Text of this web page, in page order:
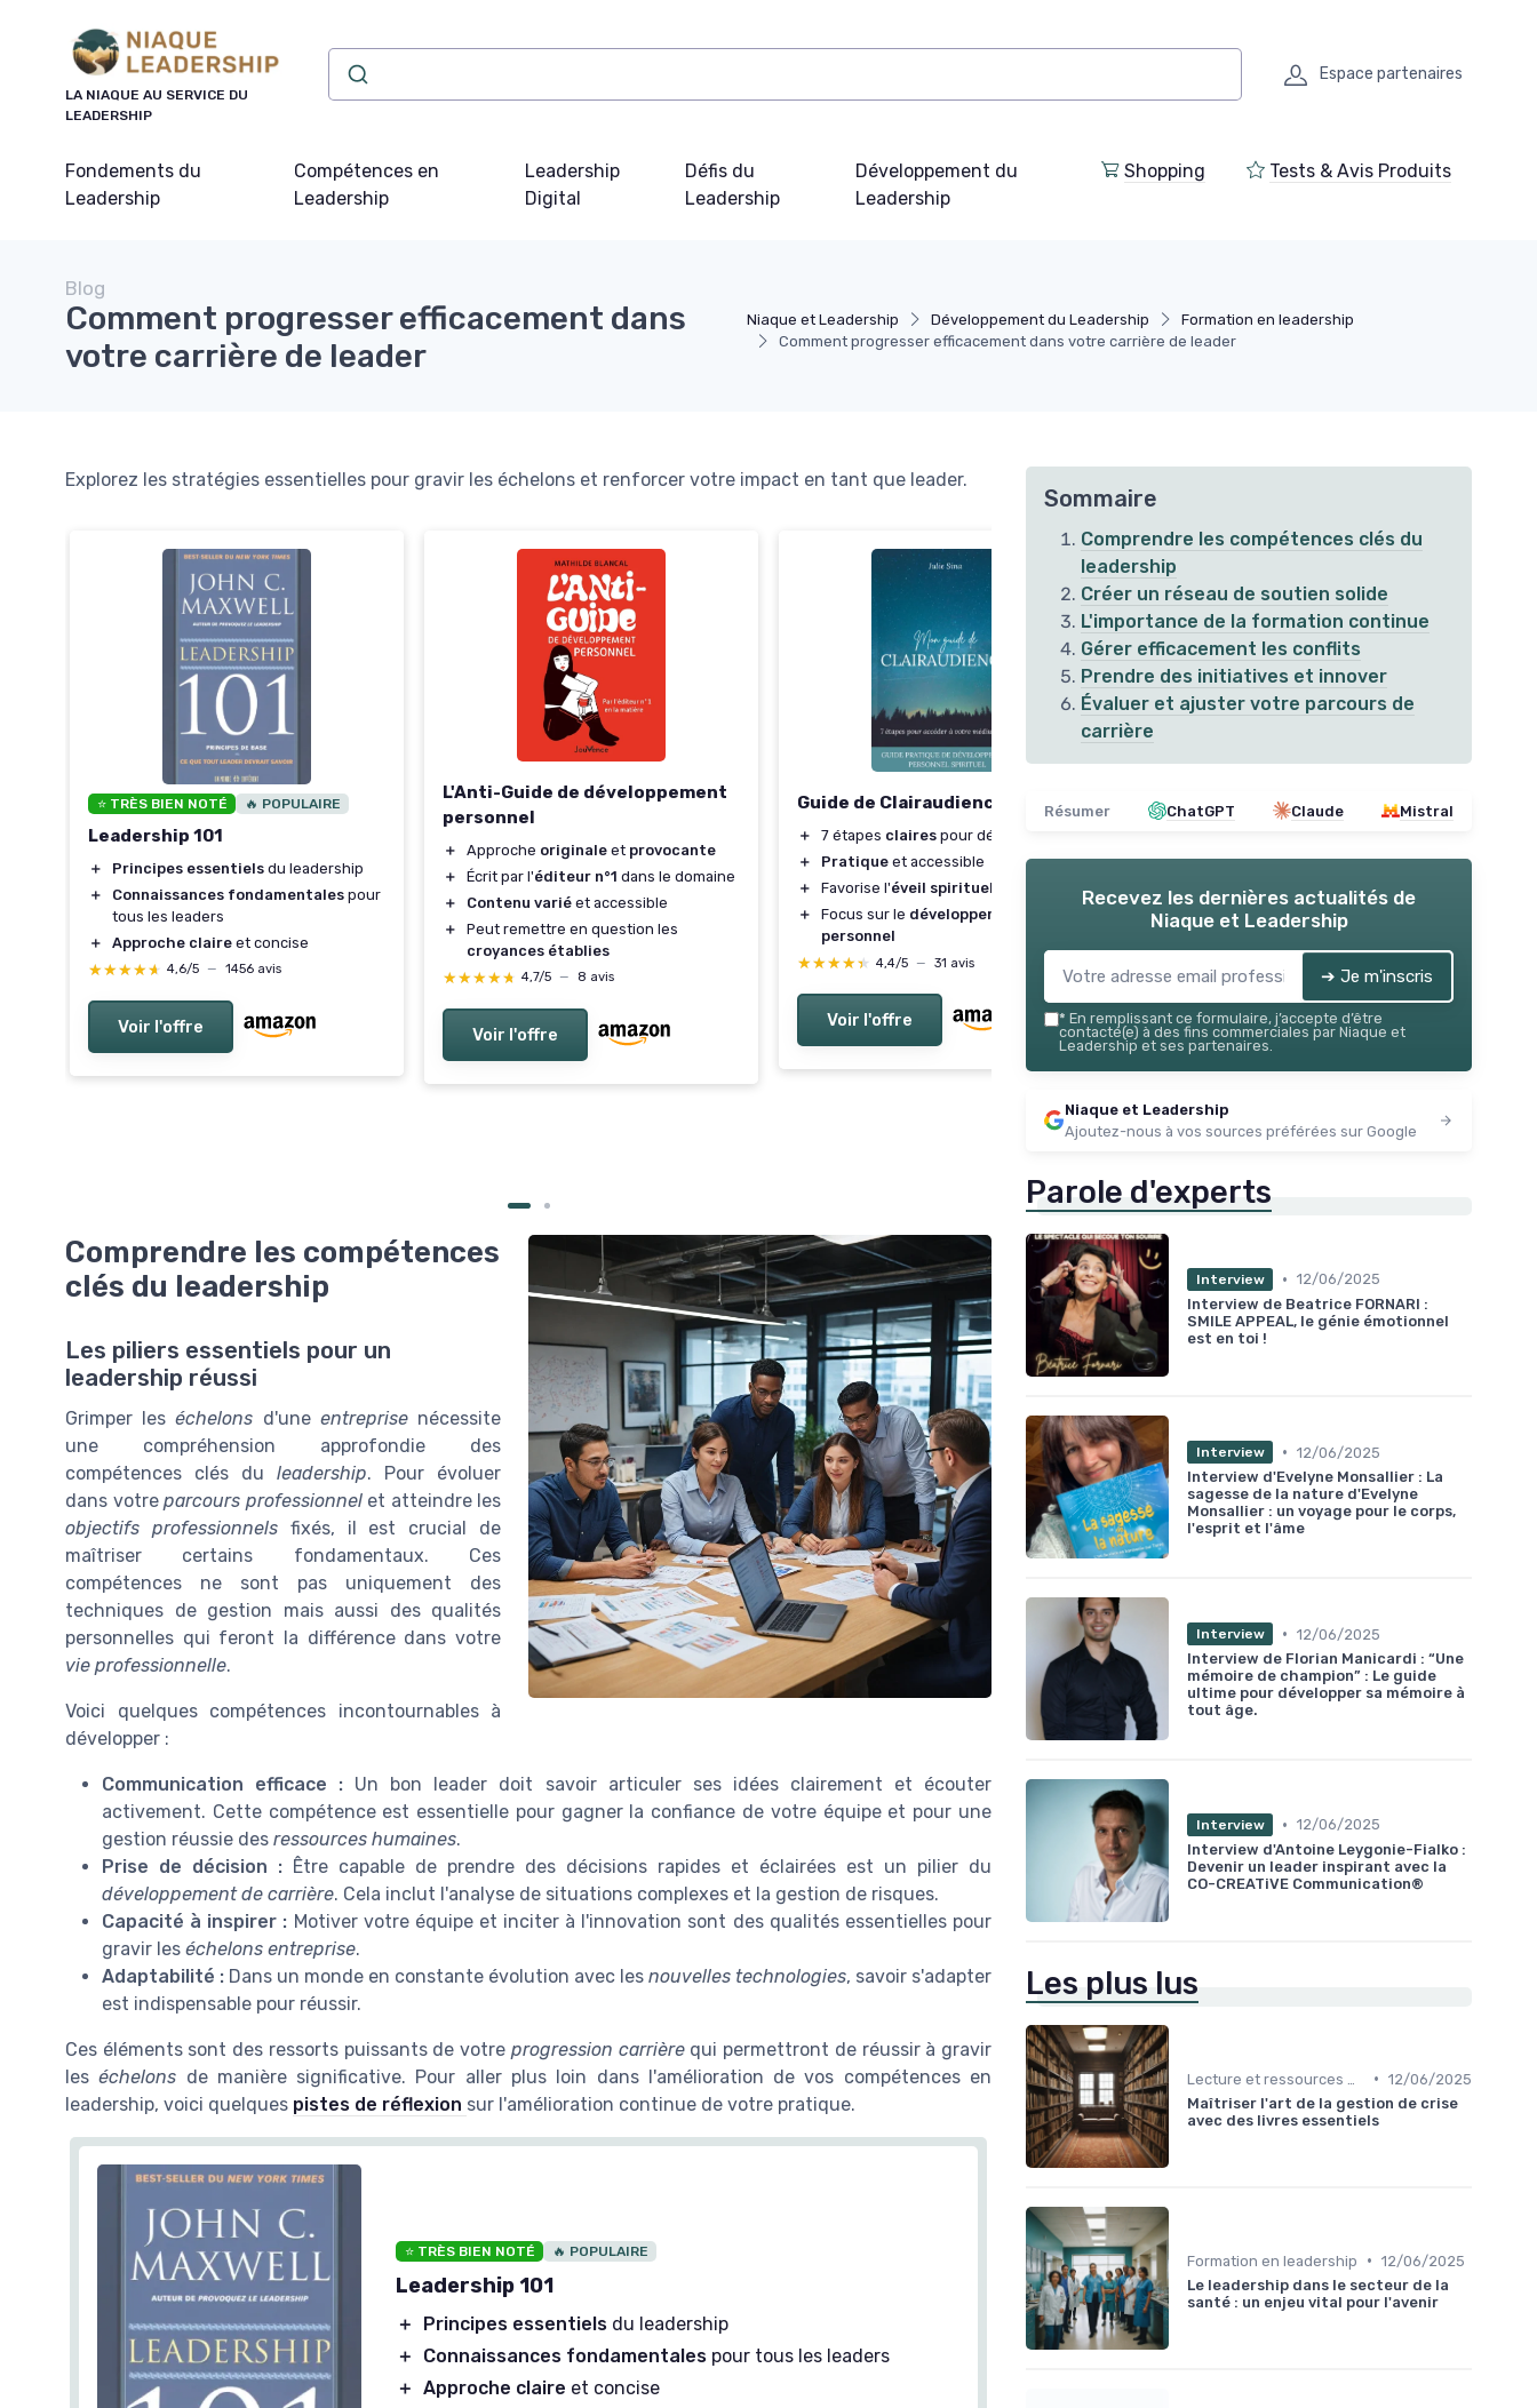
LA NIAQUE AU SERVICE DU
LEADERSHIP
Espace partenaires
Fondements du
Leadership
Compétences en
Leadership
Leadership
Digital
Défis du
Leadership
Développement du
Leadership
Shopping Tests & Avis Produits
Niaque et Leadership Développement du Leadership
Formation en leadership
Comment progresser efficacement dans votre carrière de leader
Blog
Comment progresser efficacement dans
votre carrière de leader
Explorez les stratégies essentielles pour gravir les échelons et renforcer votre impact en tant que leader.
⭐ TRÈS BIEN NOTÉ 🔥 POPULAIRE
Leadership 101
＋ Principes essentiels du leadership
＋
Connaissances fondamentales pour
tous les leaders
＋
Approche claire et concise
★★★★★
★★★★★ 4,6/5 — 1456 avis
Voir l'offre
L'Anti-Guide de développement
personnel
＋ Approche originale et provocante
＋
Écrit par l'éditeur n°1 dans le domaine
＋
Contenu varié et accessible
＋
Peut remettre en question les
croyances établies
★★★★★
★★★★★ 4,7/5 — 8 avis
Voir l'offre
Guide de Clairaudience
＋ 7 étapes claires pour débuter
＋
Pratique et accessible
＋
Favorise l'éveil spirituel
＋
Focus sur le développement
personnel
★★★★★
★★★★★ 4,4/5 — 31 avis
Voir l'offre
L'Art du Calme
＋
Confiance en soi: Améliorez votre
estime personnelle
＋ Leadership naturel: Devenez un
leader charismatique
Techniques pratiques
concrètes pour une application
immédiate
Voir l'offre
Comprendre les compétences
clés du leadership
Les piliers essentiels pour un
leadership réussi
Grimper leséchelons d'une entreprisenécessite
une compréhension approfondie des
compétences clés du leadership. Pour évoluer
dans votre parcours professionnelet atteindre les
objectifs professionnelsfixés, il est crucial de
maîtriser certains fondamentaux. Ces
compétences ne sont pas uniquement des
techniques de gestion mais aussi des qualités
personnelles qui feront la différence dans votre
vie professionnelle.
Voici quelques compétences incontournables à
développer :
Communication efficace : Un bon leader doit savoir articuler ses idées clairement et écouter
activement. Cette compétence est essentielle pour gagner la confiance de votre équipe et pour une
gestion réussie des ressources humaines.
Prise de décision : Être capable de prendre des décisions rapides et éclairées est un pilier du
développement de carrière. Cela inclut l'analyse de situations complexes et la gestion de risques.
Capacité à inspirer : Motiver votre équipe et inciter à l'innovation sont des qualités essentielles pour
gravir les échelons entreprise.
Adaptabilité : Dans un monde en constante évolution avec les nouvelles technologies, savoir s'adapter
est indispensable pour réussir.
Ces éléments sont des ressorts puissants de votre progression carrièrequi permettront de réussir à gravir
leséchelons de manière significative. Pour aller plus loin dans l'amélioration de vos compétences en
leadership, voici quelques pistes de réflexion sur l'amélioration continue de votre pratique.
⭐ TRÈS BIEN NOTÉ 🔥 POPULAIRE
Leadership 101
＋ Principes essentiels du leadership
＋
Connaissances fondamentales pour tous les leaders
＋ Approche claire et concise
Sommaire
Comprendre les compétences clés du
leadership
Créer un réseau de soutien solide
L'importance de la formation continue
Gérer efficacement les conflits
Prendre des initiatives et innover
Évaluer et ajuster votre parcours de
carrière
Résumer ChatGPT Claude Mistral
Recevez les dernières actualités de
Niaque et Leadership
➔ Je m'inscris
* En remplissant ce formulaire, j’accepte d’être
contacté(e) à des fins commerciales par Niaque et
Leadership et ses partenaires.
Niaque et Leadership
Ajoutez-nous à vos sources préférées sur Google
Parole d'experts
Interview • 12/06/2025
Interview de Beatrice FORNARI :
SMILE APPEAL, le génie émotionnel
est en toi !
Interview • 12/06/2025
Interview d'Evelyne Monsallier : La
sagesse de la nature d'Evelyne
Monsallier : un voyage pour le corps,
l'esprit et l'âme
Interview • 12/06/2025
Interview de Florian Manicardi : “Une
mémoire de champion” : Le guide
ultime pour développer sa mémoire à
tout âge.
Interview • 12/06/2025
Interview d'Antoine Leygonie-Fialko :
Devenir un leader inspirant avec la
CO-CREATiVE Communication®
Les plus lus
• 12/06/2025
Maîtriser l'art de la gestion de crise
avec des livres essentiels
Formation en leadership • 12/06/2025
Le leadership dans le secteur de la
santé : un enjeu vital pour l'avenir